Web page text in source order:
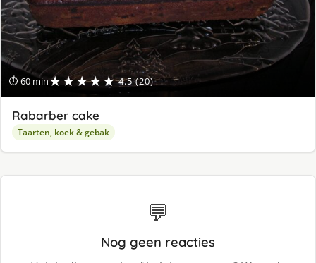
⏱ 60 min★★★★★ 4.5 (20)
Rabarber cake
Taarten, koek & gebak
💬
Nog geen reacties